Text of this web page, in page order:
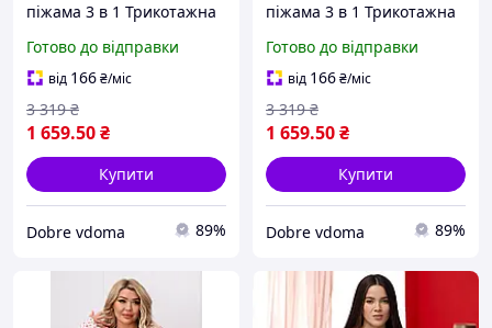
піжама 3 в 1 Трикотажна
та майкою нічна сорочка
для сну
Готово до відправки
від 166₴/міс
1 659.50₴
3 319 ₴
Купити
Dobre vdoma 89%
піжама 3 в 1 Трикотажна
та майкою нічна сорочка
для сну
Готово до відправки
від 166₴/міс
1 659.50₴
3 319 ₴
Купити
Dobre vdoma 89%